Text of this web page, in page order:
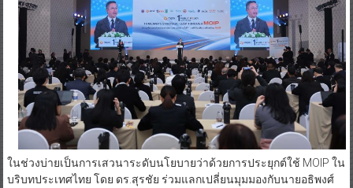
ในช่วงบ่ายเป็นการเสวนาระดับนโยบายว่าด้วยการประยุกต์ใช้ MOIP ใน
บริบทประเทศไทย โดย ดร.สุรชัย ร่วมแลกเปลี่ยนมุมมองกับนายอธิพงศ์